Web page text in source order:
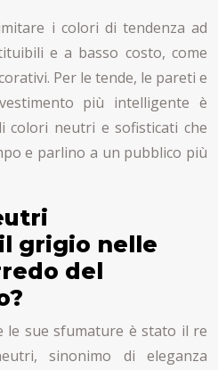
i colori di tendenza ad
e a basso costo, come
Per le tende, le pareti e
più intelligente è
colori neutri e sofisticati che
e parlino a un pubblico più
grigio nelle
del
sue sfumature è stato il re
sinonimo di eleganza